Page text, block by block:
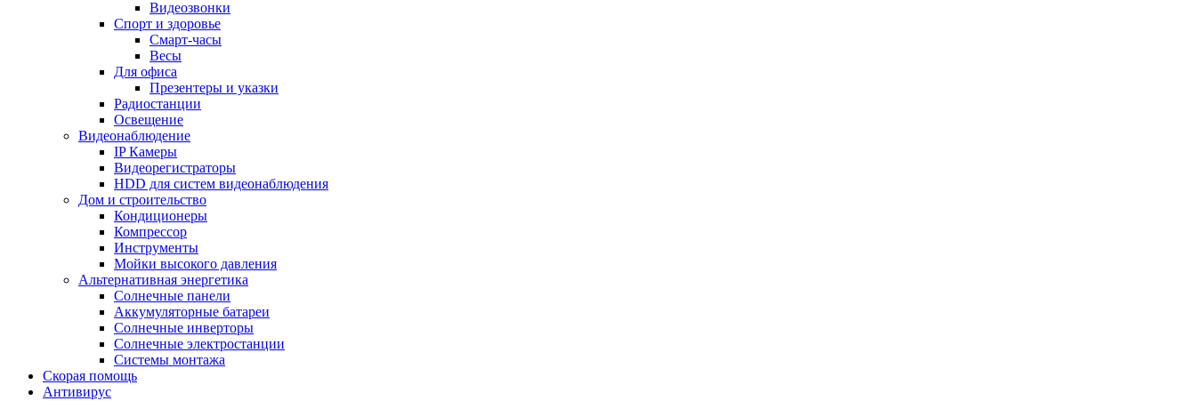
Видеозвонки
Спорт и здоровье
Смарт-часы
Весы
Для офиса
Презентеры и указки
Радиостанции
Освещение
Видеонаблюдение
IP Камеры
Видеорегистраторы
HDD для систем видеонаблюдения
Дом и строительство
Кондиционеры
Компрессор
Инструменты
Мойки высокого давления
Альтернативная энергетика
Солнечные панели
Аккумуляторные батареи
Солнечные инверторы
Солнечные электростанции
Системы монтажа
Скорая помощь
Антивирус